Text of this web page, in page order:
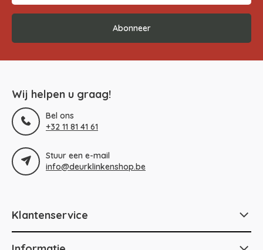
Abonneer
Wij helpen u graag!
Bel ons
+32 11 81 41 61
Stuur een e-mail
info@deurklinkenshop.be
Klantenservice